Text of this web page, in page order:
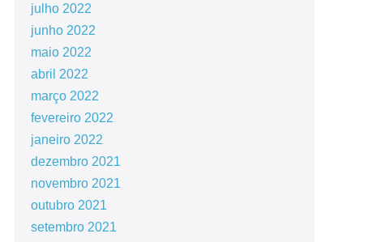
julho 2022
junho 2022
maio 2022
abril 2022
março 2022
fevereiro 2022
janeiro 2022
dezembro 2021
novembro 2021
outubro 2021
setembro 2021